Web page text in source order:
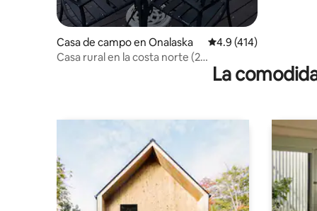
Casa de campo en Onalaska Calificación
4.9 (414)
Casa rural en la costa norte (2
La